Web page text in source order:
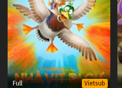
Full Vietsub